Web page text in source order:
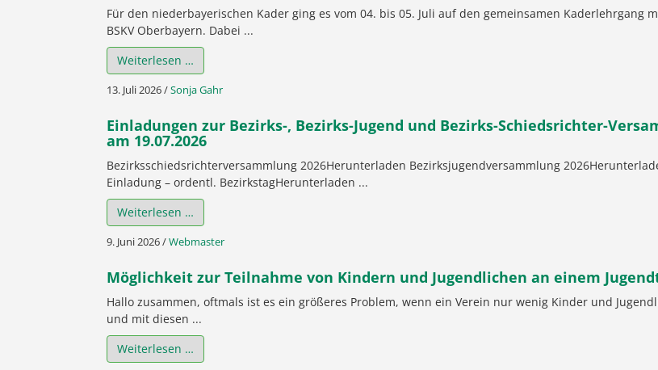
Für den niederbayerischen Kader ging es vom 04. bis 05. Juli auf den gemeinsamen Kaderlehrgang
BSKV Oberbayern. Dabei ...
Weiterlesen …
13. Juli 2026/Sonja Gahr
Einladungen zur Bezirks-, Bezirks-Jugend und Bezirks-Schiedsrichter-
am 19.07.2026
Bezirksschiedsrichterversammlung 2026Herunterladen Bezirksjugendversammlung
Einladung – ordentl. BezirkstagHerunterladen ...
Weiterlesen …
9. Juni 2026/Webmaster
Möglichkeit zur Teilnahme von Kindern und Jugendlichen an einem
Hallo zusammen, oftmals ist es ein größeres Problem, wenn ein Verein nur wenig Kinder und
und mit diesen ...
Weiterlesen …